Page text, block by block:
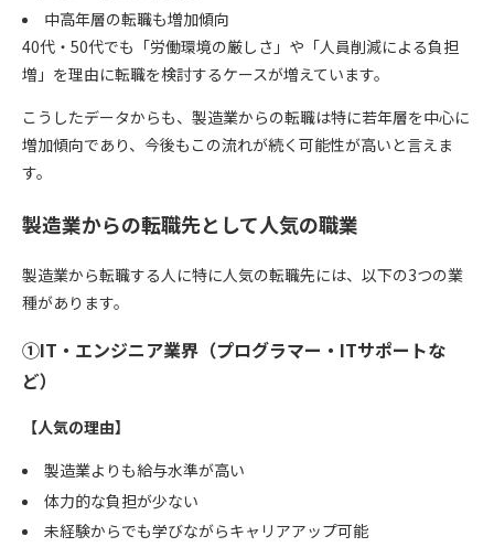
中高年層の転職も増加傾向
40代・50代でも「労働環境の厳しさ」や「人員削減による負担
増」を理由に転職を検討するケースが増えています。
こうしたデータからも、製造業からの転職は特に若年層を中心に
増加傾向であり、今後もこの流れが続く可能性が高いと言えま
す。
製造業からの転職先として人気の職業
製造業から転職する人に特に人気の転職先には、以下の3つの業
種があります。
①IT・エンジニア業界（プログラマー・ITサポートな
ど）
【人気の理由】
製造業よりも給与水準が高い
体力的な負担が少ない
未経験からでも学びながらキャリアアップ可能